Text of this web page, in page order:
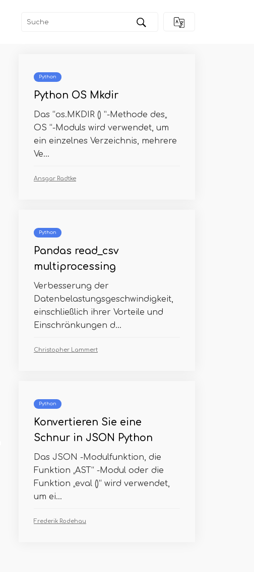
Python
Python OS Mkdir
Das “os.MKDIR () ”-Methode des„
OS “-Moduls wird verwendet, um
ein einzelnes Verzeichnis, mehrere
Ve...
Ansgar Radtke
Python
Pandas read_csv
multiprocessing
Verbesserung der
Datenbelastungsgeschwindigkeit,
einschließlich ihrer Vorteile und
Einschränkungen d...
Christopher Lammert
Python
Konvertieren Sie eine
Schnur in JSON Python
Das JSON -Modulfunktion, die
Funktion „AST“ -Modul oder die
Funktion „eval ()“ wird verwendet,
um ei...
Frederik Rodehau